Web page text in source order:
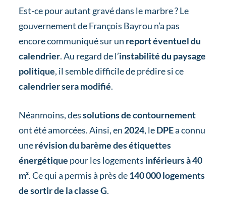
Est-ce pour autant gravé dans le marbre ? Le
gouvernement de François Bayrou n’a pas
encore communiqué sur un report éventuel du
calendrier. Au regard de l’instabilité du paysage
politique, il semble difficile de prédire si ce
calendrier sera modifié.
Néanmoins, dessolutions de contournement
ont été amorcées. Ainsi, en 2024, leDPEa connu
unerévision du barème des étiquettes
énergétique pour les logements inférieurs à 40
m². Ce qui a permis à près de140 000 logements
de sortir de la classe G.